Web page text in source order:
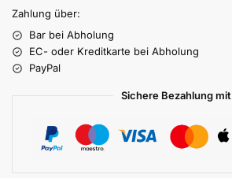
Zahlung über:
Bar bei Abholung
EC- oder Kreditkarte bei Abholung
PayPal
Sichere Bezahlung mit